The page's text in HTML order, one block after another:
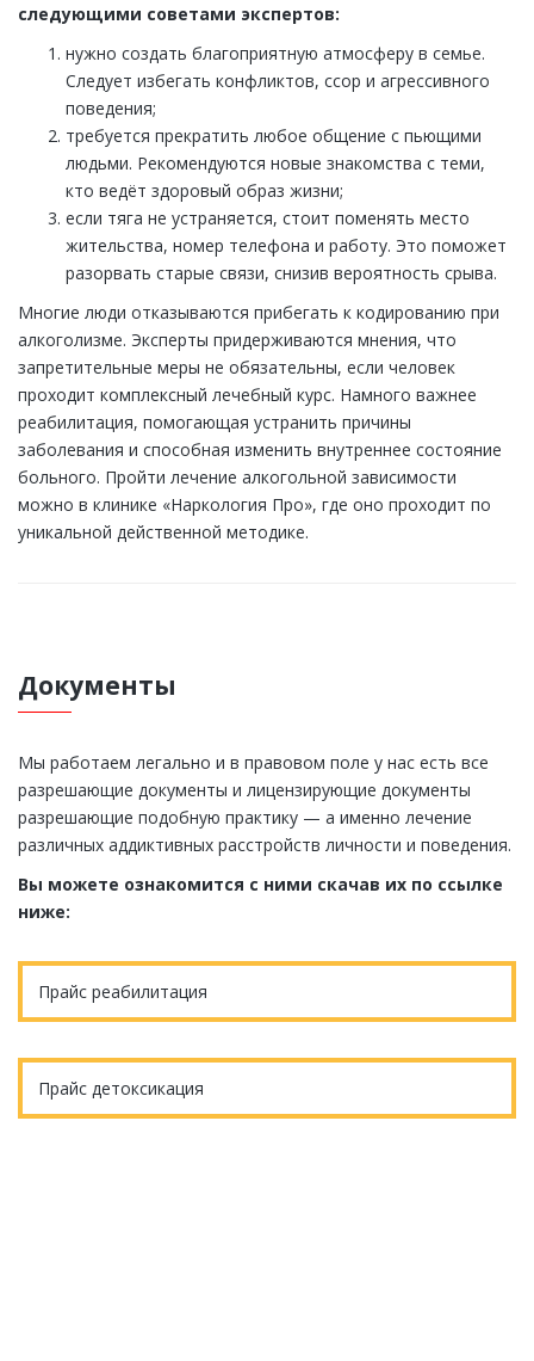
следующими советами экспертов:
нужно создать благоприятную атмосферу в семье.
Следует избегать конфликтов, ссор и агрессивного
поведения;
требуется прекратить любое общение с пьющими
людьми. Рекомендуются новые знакомства с теми,
кто ведёт здоровый образ жизни;
если тяга не устраняется, стоит поменять место
жительства, номер телефона и работу. Это поможет
разорвать старые связи, снизив вероятность срыва.
Многие люди отказываются прибегать к кодированию при
алкоголизме. Эксперты придерживаются мнения, что
запретительные меры не обязательны, если человек
проходит комплексный лечебный курс. Намного важнее
реабилитация, помогающая устранить причины
заболевания и способная изменить внутреннее состояние
больного. Пройти лечение алкогольной зависимости
можно в клинике «Наркология Про», где оно проходит по
уникальной действенной методике.
Документы
Мы работаем легально и в правовом поле у нас есть все
разрешающие документы и лицензирующие документы
разрешающие подобную практику — а именно лечение
различных аддиктивных расстройств личности и поведения.
Вы можете ознакомится с ними скачав их по ссылке
ниже:
Прайс реабилитация
Прайс детоксикация